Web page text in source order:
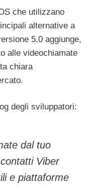
che utilizzano
alternative a
5.0 aggiunge,
alle videochiamate
chiara
degli sviluppatori:
dal tuo
Viber
e piattaforme